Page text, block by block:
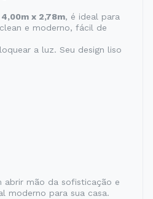
4,00m x 2,78m, é ideal para
e moderno, fácil de
a luz. Seu design liso
abrir mão da sofisticação e
moderno para sua casa.